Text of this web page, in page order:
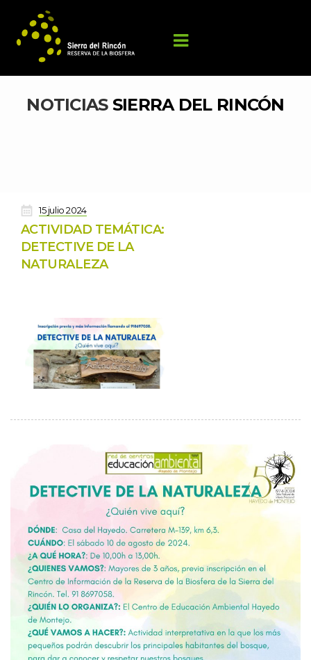
NOTICIAS SIERRA DEL RINCÓN
15 julio 2024
ACTIVIDAD TEMÁTICA:
DETECTIVE DE LA
NATURALEZA